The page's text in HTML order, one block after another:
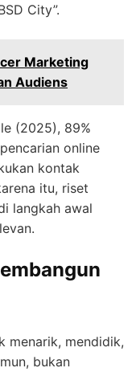
City”.
Marketing
Audiens
(2025), 89%
online
kontak
itu, riset
langkah awal
menarik, mendidik,
bukan